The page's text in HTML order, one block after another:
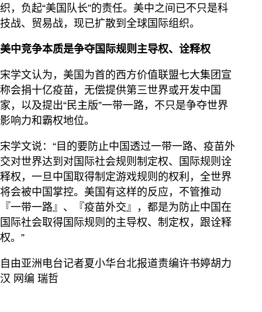
织，负起“美国队长”的责任。美中之间已不只是科
技战、贸易战，现已扩散到全球国际组织。
美中竞争本质是争夺国际规则主导权、诠释权
宋学文认为，美国为首的西方价值联盟七大集团宣
称会捐十亿疫苗，无偿提供第三世界或开发中国
家，以及提出“民主版”一带一路，不只是争夺世界
影响力和霸权地位。
宋学文说：“目的要防止中国透过一带一路、疫苗外
交对世界达到对国际社会规则制定权、国际规则诠
释权，一旦中国取得制定游戏规则的权利，全世界
将会被中国掌控。美国有这样的反应，不管推动
『一带一路』、『疫苗外交』，都是为防止中国在
国际社会取得国际规则的主导权、制定权，跟诠释
权。”
自由亚洲电台记者夏小华台北报道责编许书婷胡力
汉 网编 瑞哲